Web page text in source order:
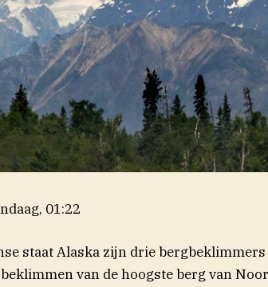
01:22
staat Alaska zijn drie
van de hoogste berg van